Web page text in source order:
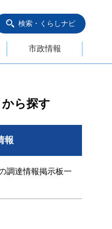
検索・くらしナビ
市政情報
ら探す
報
調達情報掲示板一